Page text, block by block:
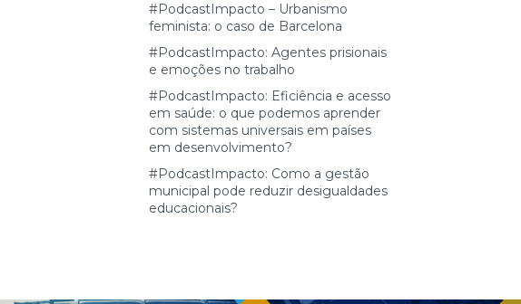
#PodcastImpacto – Urbanismo
feminista: o caso de Barcelona
#PodcastImpacto: Agentes prisionais
e emoções no trabalho
#PodcastImpacto: Eficiência e acesso
em saúde: o que podemos aprender
com sistemas universais em países
em desenvolvimento?
#PodcastImpacto: Como a gestão
municipal pode reduzir desigualdades
educacionais?